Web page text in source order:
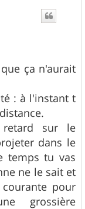
ça n'aurait
: à l'instant t
sur le
dans le
temps tu vas
ne le sait et
pour
grossière